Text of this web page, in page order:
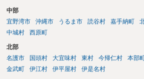
中部
宜野湾市
沖縄市 うるま市 読谷村 嘉手納町
中城村
西原町
北部
名護市
国頭村 大宜味村 東村 今帰仁村 本部
金武町
伊江村 伊平屋村 伊是名村